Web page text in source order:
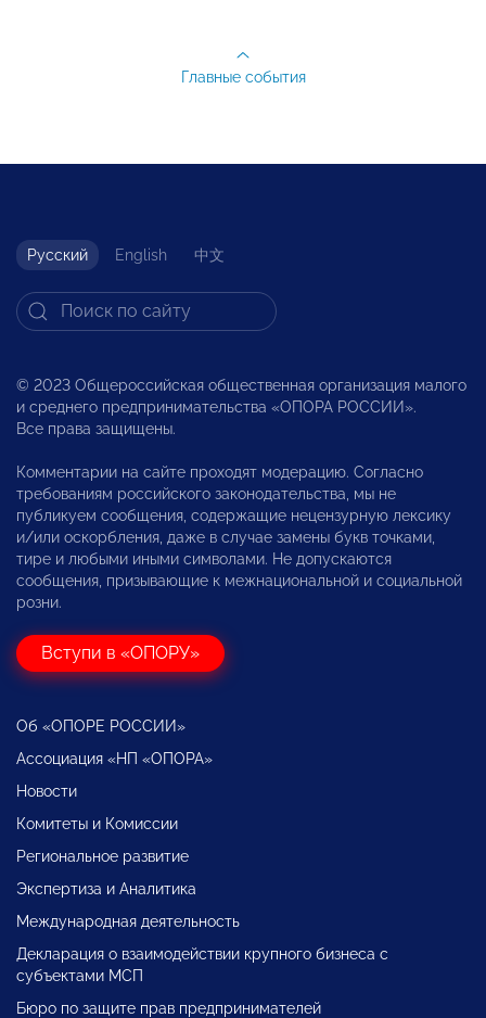
Главные события
Русский English 中文
© 2023 Общероссийская общественная организация малого
и среднего предпринимательства «ОПОРА РОССИИ».
Все права защищены.
Комментарии на сайте проходят модерацию. Согласно
требованиям российского законодательства, мы не
публикуем сообщения, содержащие нецензурную лексику
и/или оскорбления, даже в случае замены букв точками,
тире и любыми иными символами. Не допускаются
сообщения, призывающие к межнациональной и социальной
розни.
Вступи в «ОПОРУ»
Об «ОПОРЕ РОССИИ»
Ассоциация «НП «ОПОРА»
Новости
Комитеты и Комиссии
Региональное развитие
Экспертиза и Аналитика
Международная деятельность
Декларация о взаимодействии крупного бизнеса с
субъектами МСП
Бюро по защите прав предпринимателей